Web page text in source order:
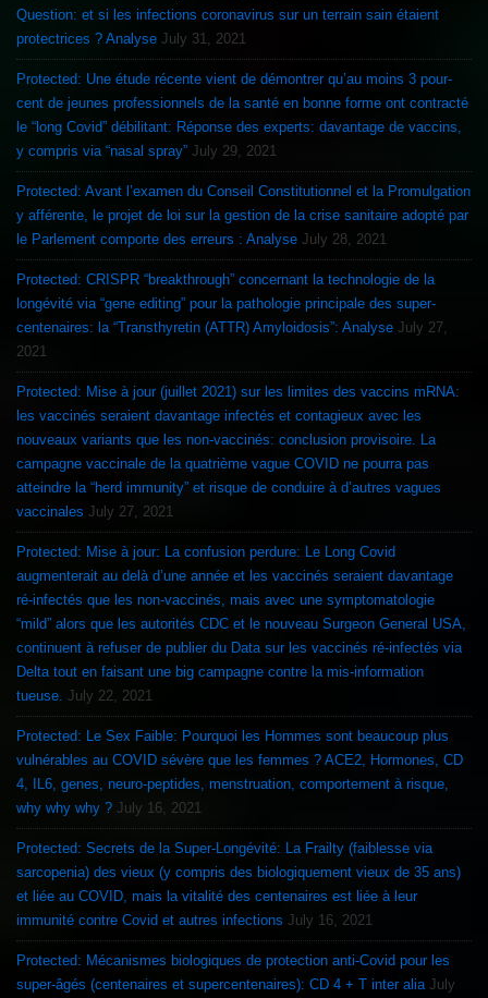
Question: et si les infections coronavirus sur un terrain sain étaient
protectrices ? Analyse July 31, 2021
Protected: Une étude récente vient de démontrer qu’au moins 3 pour-
cent de jeunes professionnels de la santé en bonne forme ont contracté
le “long Covid” débilitant: Réponse des experts: davantage de vaccins,
y compris via “nasal spray” July 29, 2021
Protected: Avant l’examen du Conseil Constitutionnel et la Promulgation
y afférente, le projet de loi sur la gestion de la crise sanitaire adopté par
le Parlement comporte des erreurs : Analyse July 28, 2021
Protected: CRISPR “breakthrough” concernant la technologie de la
longévité via “gene editing” pour la pathologie principale des super-
centenaires: la “Transthyretin (ATTR) Amyloidosis”: Analyse July 27,
2021
Protected: Mise à jour (juillet 2021) sur les limites des vaccins mRNA:
les vaccinés seraient davantage infectés et contagieux avec les
nouveaux variants que les non-vaccinés: conclusion provisoire. La
campagne vaccinale de la quatrième vague COVID ne pourra pas
atteindre la “herd immunity” et risque de conduire à d’autres vagues
vaccinales July 27, 2021
Protected: Mise à jour: La confusion perdure: Le Long Covid
augmenterait au delà d’une année et les vaccinés seraient davantage
ré-infectés que les non-vaccinés, mais avec une symptomatologie
“mild” alors que les autorités CDC et le nouveau Surgeon General USA,
continuent à refuser de publier du Data sur les vaccinés ré-infectés via
Delta tout en faisant une big campagne contre la mis-information
tueuse. July 22, 2021
Protected: Le Sex Faible: Pourquoi les Hommes sont beaucoup plus
vulnérables au COVID sévère que les femmes ? ACE2, Hormones, CD
4, IL6, genes, neuro-peptides, menstruation, comportement à risque,
why why why ? July 16, 2021
Protected: Secrets de la Super-Longévité: La Frailty (faiblesse via
sarcopenia) des vieux (y compris des biologiquement vieux de 35 ans)
et liée au COVID, mais la vitalité des centenaires est liée à leur
immunité contre Covid et autres infections July 16, 2021
Protected: Mécanismes biologiques de protection anti-Covid pour les
super-âgés (centenaires et supercentenaires): CD 4 + T inter alia July